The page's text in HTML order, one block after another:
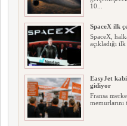
10...
SpaceX ilk
SpaceX,
açıkladığı
EasyJet
gidiyor
Fransa
memurlarını